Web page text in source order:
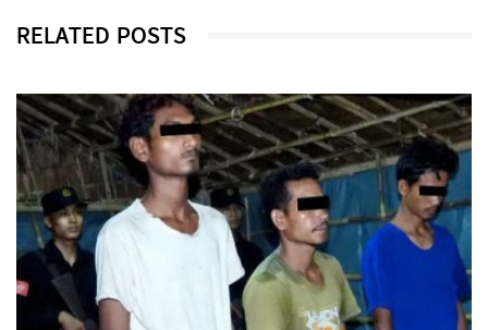
RELATED POSTS